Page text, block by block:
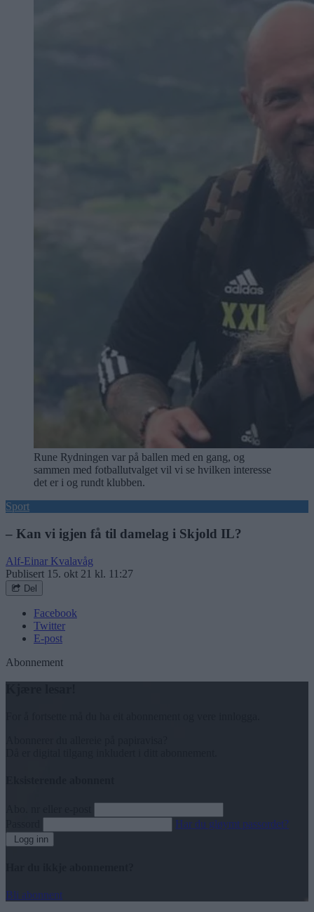
Rune Rydningen var på ballen med en gang, og
sammen med fotballutvalget vil vi se hvilken interesse
det er i og rundt klubben.
Sport
– Kan vi igjen få til damelag i Skjold IL?
Alf-Einar Kvalavåg
Publisert 15. okt 21 kl. 11:27
Del
Facebook
Twitter
E-post
Abonnement
Har du gløymt passordet?
Logg inn
Bli abonnent